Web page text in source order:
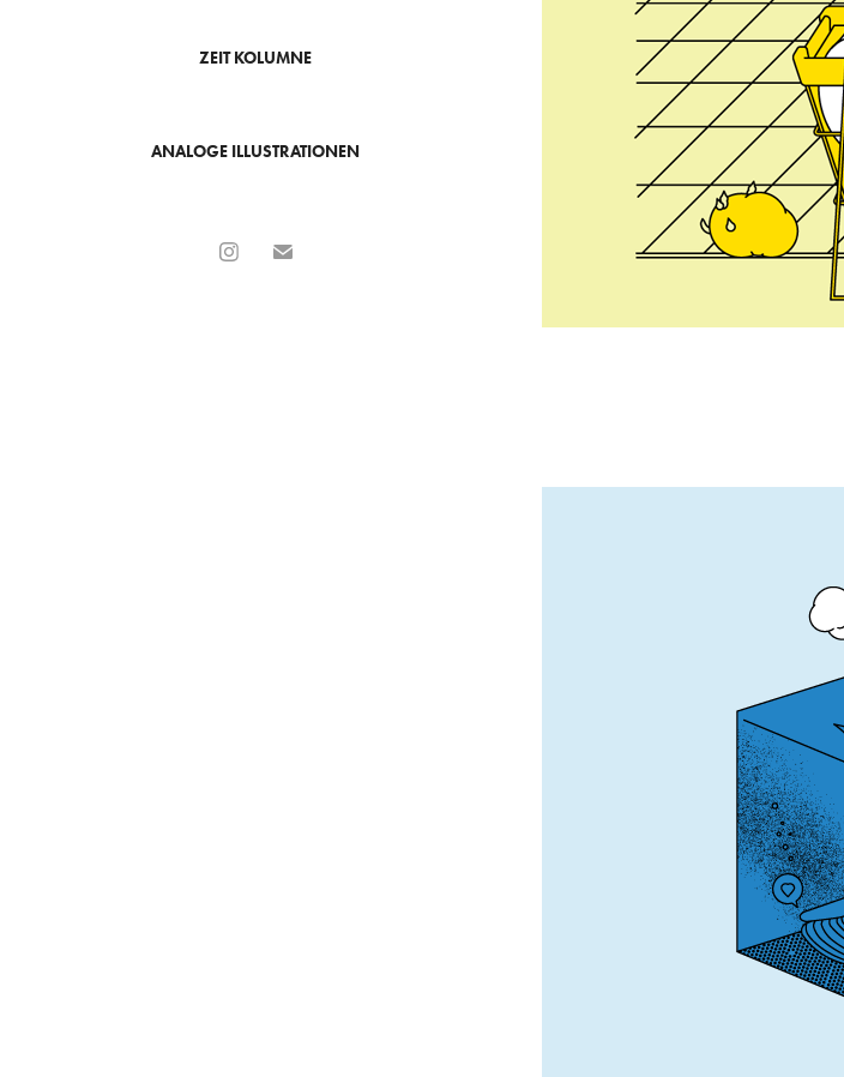
ZEIT KOLUMNE
ANALOGE ILLUSTRATIONEN